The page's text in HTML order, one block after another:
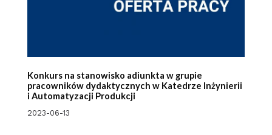
Konkurs na stanowisko adiunkta w grupie
pracowników dydaktycznych w Katedrze Inżynierii
i Automatyzacji Produkcji
2023-06-13